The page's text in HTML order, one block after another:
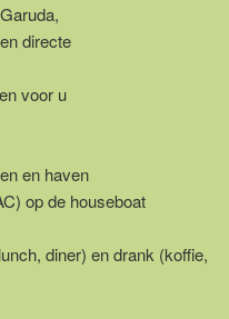
directe
voor u
en haven
op de houseboat
diner) en drank (koffie,